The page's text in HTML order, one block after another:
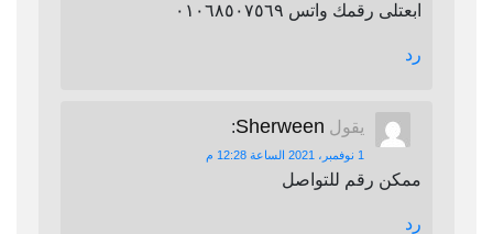
ابعتلى رقمك واتس ٠١٠٦٨٥٠٧٥٦٩
رد
يقول Sherween
:
1 نوفمبر، 2021 الساعة 12:28 م
ممكن رقم للتواصل
رد